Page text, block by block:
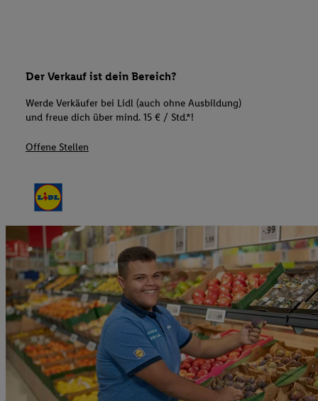
Der Verkauf ist dein Bereich?
Werde Verkäufer bei Lidl (auch ohne Ausbildung)
und freue dich über mind. 15 € / Std.*!
Offene Stellen